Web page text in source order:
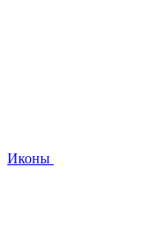
Иконы